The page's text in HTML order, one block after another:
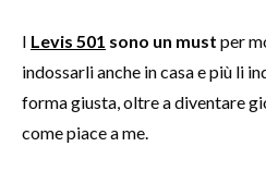
I Levis 501 sono un must per
indossarli anche in casa e più li
forma giusta, oltre a diventare
come piace a me.